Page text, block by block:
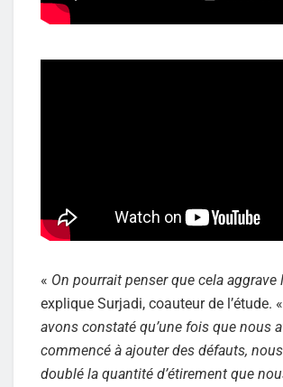
« On pourrait penser que cela aggrave
explique Surjadi, coauteur de l’étude. «
avons constaté qu’une fois que nous
commencé à ajouter des défauts,
doublé la quantité d’étirement que